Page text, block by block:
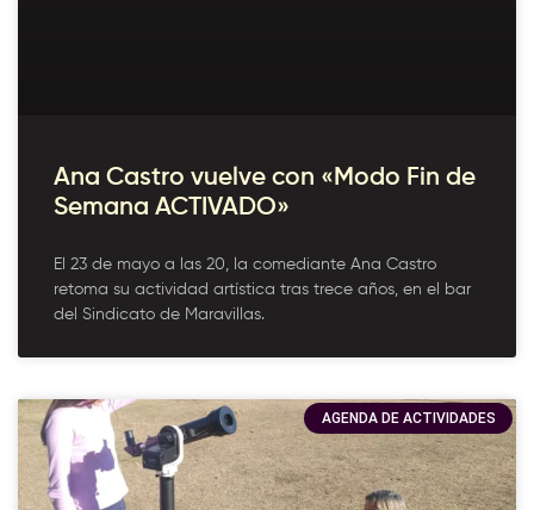
Ana Castro vuelve con «Modo Fin de
Semana ACTIVADO»
El 23 de mayo a las 20, la comediante Ana Castro
retoma su actividad artística tras trece años, en el bar
del Sindicato de Maravillas.
AGENDA DE ACTIVIDADES